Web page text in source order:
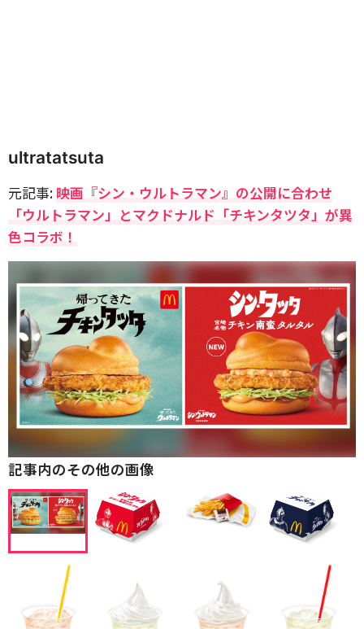
ultratatsuta
元記事: 映画『シン・ウルトラマン』の公開に合わせ
「ウルトラマン」とマクドナルド「チキンタツタ」が異
色コラボ！
記事内のその他の画像